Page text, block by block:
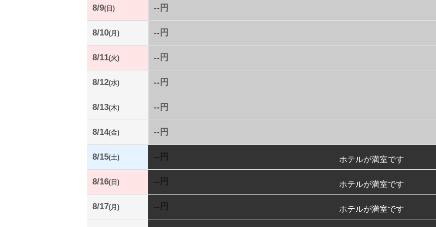
8/9(日) --円
8/10(月) --円
8/11(火) --円
8/12(水) --円
8/13(木) --円
8/14(金) --円
8/15(土) --円
8/16(日) --円
8/17(月) --円